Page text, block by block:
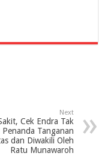
Next
Cek Endra Tak
Tanganan
dan Diwakili Oleh
Ratu Munawaroh